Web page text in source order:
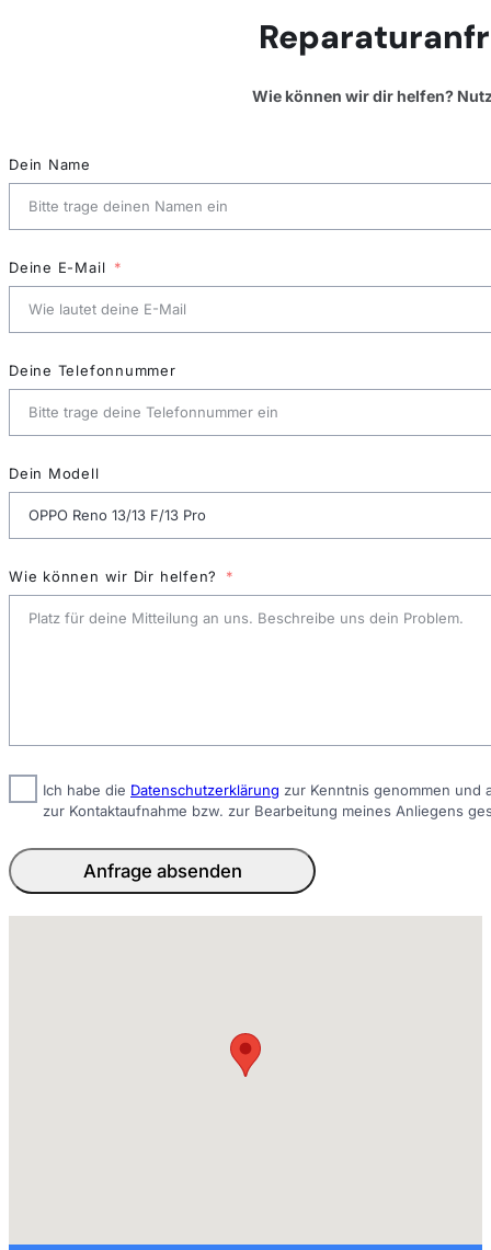
Wie können wir dir helfen?
Dein Name
Deine E-Mail
Deine Telefonnummer
Dein Modell
Wie können wir Dir helfen?
Ich habe die Datenschutzerklärung zur Kenntnis genommen und
zur Kontaktaufnahme bzw. zur Bearbeitung meines Anliegens
Anfrage absenden